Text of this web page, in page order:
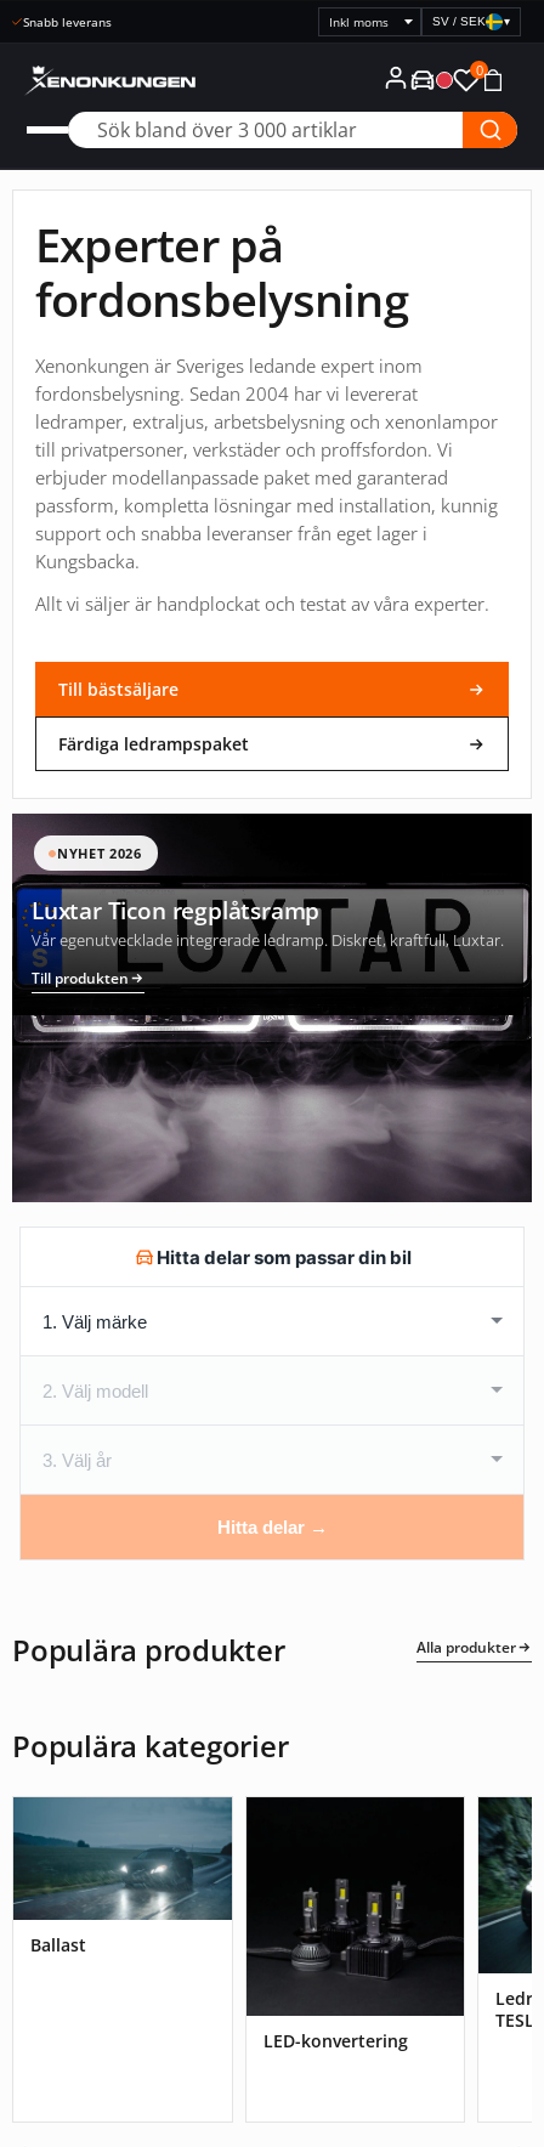
Snabb leverans
Välj
prisvisning
SV / SEK ▾
0
Experter på
fordonsbelysning
Xenonkungen är Sveriges ledande expert inom
fordonsbelysning. Sedan 2004 har vi levererat
ledramper, extraljus, arbetsbelysning och xenonlampor
till privatpersoner, verkstäder och proffsfordon. Vi
erbjuder modellanpassade paket med garanterad
passform, kompletta lösningar med installation, kunnig
support och snabba leveranser från eget lager i
Kungsbacka.
Allt vi säljer är handplockat och testat av våra experter.
Till bästsäljare
Färdiga ledrampspaket
NYHET 2026
Luxtar Ticon regplåtsramp
Vår egenutvecklade integrerade ledramp. Diskret, kraftfull, Luxtar.
Till produkten
Hitta delar som passar din bil
Hitta delar →
Populära produkter Alla produkter
Populära kategorier
Ballast
LED-konvertering